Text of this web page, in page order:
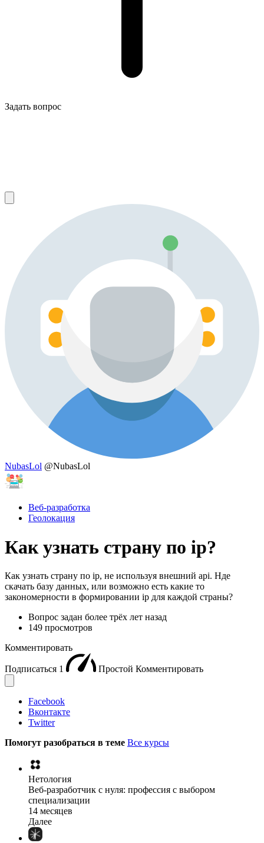
Задать вопрос
NubasLol @NubasLol
Веб-разработка
Геолокация
Как узнать страну по ip?
Как узнать страну по ip, не используя внешний api. Нде
скачать базу данных, или возможно есть какие то
закономерности в формировании ip для каждой страны?
Вопрос задан более трёх лет назад
149 просмотров
Комментировать
Подписаться 1 Простой Комментировать
Facebook
Вконтакте
Twitter
Помогут разобраться в теме Все курсы
Нетология
Веб-разработчик с нуля: профессия с выбором
специализации
14 месяцев
Далее